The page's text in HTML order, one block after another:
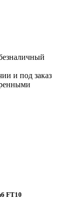
и под заказ
FT10